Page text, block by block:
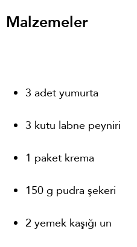
Malzemeler
3 adet yumurta
3 kutu labne peyniri
1 paket krema
150 g pudra şekeri
2 yemek kaşığı un